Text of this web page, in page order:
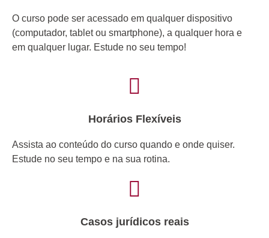
O curso pode ser acessado em qualquer dispositivo
(computador, tablet ou smartphone), a qualquer hora e
em qualquer lugar. Estude no seu tempo!
Horários Flexíveis
Assista ao conteúdo do curso quando e onde quiser.
Estude no seu tempo e na sua rotina.
Casos jurídicos reais